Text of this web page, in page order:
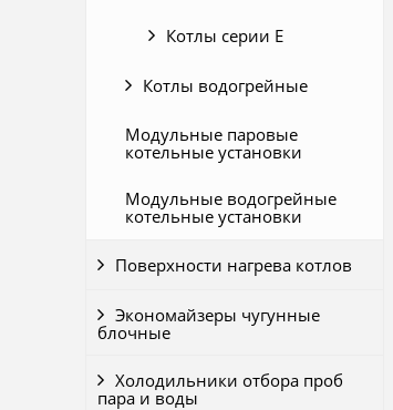
Котлы серии Е
Котлы водогрейные
Модульные паровые
котельные установки
Модульные водогрейные
котельные установки
Поверхности нагрева котлов
Экономайзеры чугунные
блочные
Холодильники отбора проб
пара и воды